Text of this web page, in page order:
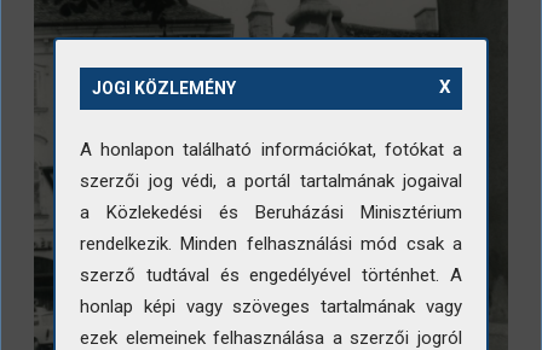
X
JOGI KÖZLEMÉNY
A honlapon található információkat, fotókat a
szerzői jog védi, a portál tartalmának jogaival
a Közlekedési és Beruházási Minisztérium
rendelkezik. Minden felhasználási mód csak a
szerző tudtával és engedélyével történhet. A
honlap képi vagy szöveges tartalmának vagy
ezek elemeinek felhasználása a szerzői jogról